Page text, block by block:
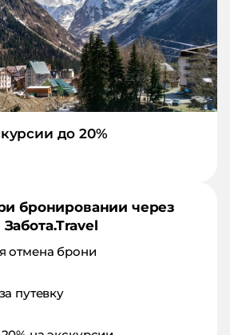
до 20%
бронировании через
Забота.Travel
отмена брони
путевку